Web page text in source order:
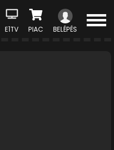
E1TV PIAC BELÉPÉS